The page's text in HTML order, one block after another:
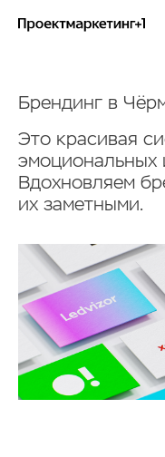
Брендинг в
Это красивая
эмоциональных
Вдохновляем
их заметными.